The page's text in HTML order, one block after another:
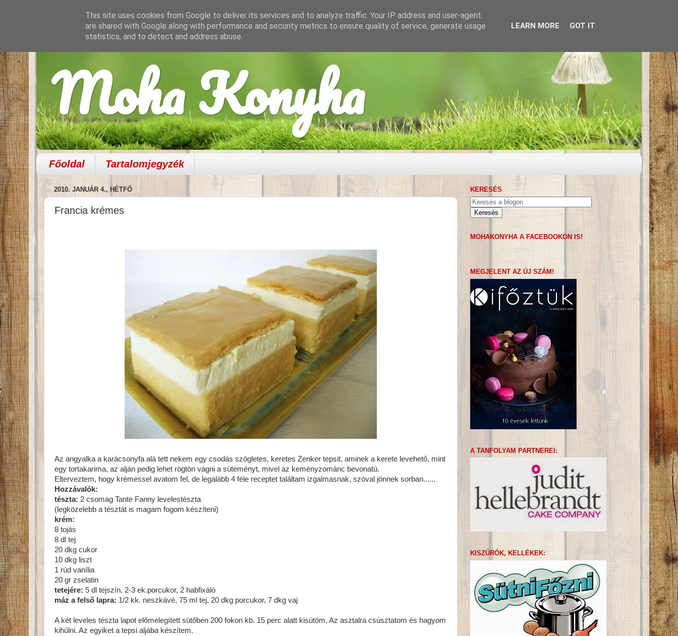
Moha Konyha
Főoldal Tartalomjegyzék
2010. JANUÁR 4., HÉTFŐ
Francia krémes
Az angyalka a karácsonyfa alá tett nekem egy csodás szögletes, keretes Zenker tepsit, aminek a kerete levehető, mint
egy tortakarima, az alján pedig lehet rögtön vágni a süteményt, mivel az keményzománc bevonatú.
Elterveztem, hogy krémessel avatom fel, de legalább 4 féle receptet találtam izgalmasnak, szóval jönnek sorban......
Hozzávalók:
tészta: 2 csomag Tante Fanny levelestészta
(legközelebb a tésztát is magam fogom készíteni)
krém:
8 tojás
8 dl tej
20 dkg cukor
10 dkg liszt
1 rúd vanília
20 gr zselatin
tetejére: 5 dl tejszín, 2-3 ek.porcukor, 2 habfixáló
máz a felső lapra: 1/2 kk. neszkávé, 75 ml tej, 20 dkg porcukor, 7 dkg vaj
A két leveles tészta lapot előmelegített sütőben 200 fokon kb. 15 perc alatt kisütöm. Az asztalra csúsztatom és hagyom
kihűlni. Az egyiket a tepsi aljába készítem.
KERESÉS
MOHAKONYHA A FACEBOOKON IS!
MEGJELENT AZ ÚJ SZÁM!
A TANFOLYAM PARTNEREI:
KISZÚRÓK, KELLÉKEK:
This site uses cookies from Google to deliver its services and to analyze traffic. Your IP address and user-agent
are shared with Google along with performance and security metrics to ensure quality of service, generate usage
statistics, and to detect and address abuse.
LEARN MORE GOT IT